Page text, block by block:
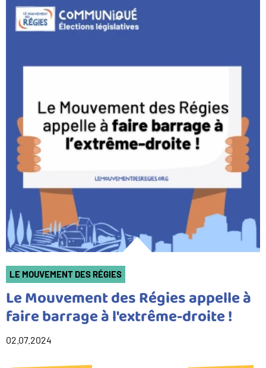
LE MOUVEMENT DES RÉGIES
Le Mouvement des Régies appelle à
faire barrage à l'extrême-droite !
02.07.2024